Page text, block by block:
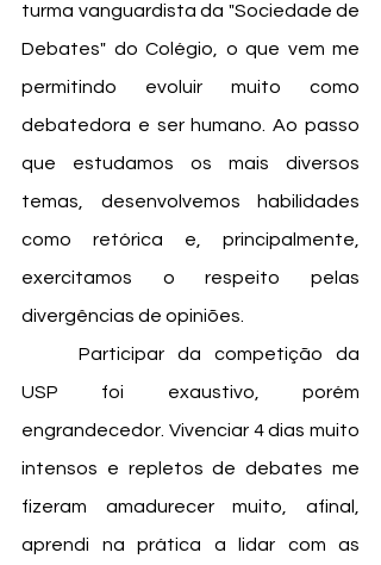
turma vanguardista da "Sociedade de
Debates" do Colégio, o que vem me
permitindo evoluir muito como
debatedora e ser humano. Ao passo
que estudamos os mais diversos
temas, desenvolvemos habilidades
como retórica e, principalmente,
exercitamos o respeito pelas
divergências de opiniões.
USP foi exaustivo, porém
engrandecedor. Vivenciar 4 dias muito
intensos e repletos de debates me
fizeram amadurecer muito, afinal,
aprendi na prática a lidar com as